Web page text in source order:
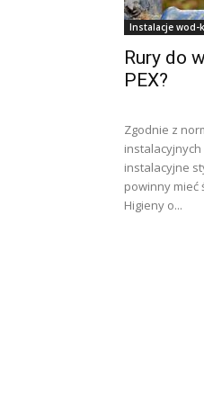
Instalacje wod-
Rury do
PEX?
Zgodnie z
instalacyjnych
instalacyjne
powinny mieć
Higieny o...